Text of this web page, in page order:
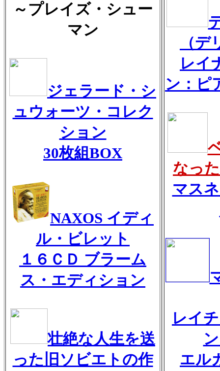
～プレイズ・シュー
マン
ジェラード・シ
ュウォーツ・コレク
ション
30枚組BOX
NAXOS イディ
ル・ビレット
１６ＣＤ ブラーム
ス・エディション
壮絶な人生を送
った旧ソビエトの作
（
レイ
ン：ピ
なっ
マス
レイ
エル